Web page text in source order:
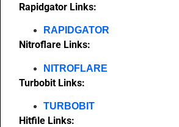
Rapidgator Links:
RAPIDGATOR
Nitroflare Links:
NITROFLARE
Turbobit Links:
TURBOBIT
Hitfile Links: